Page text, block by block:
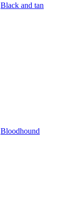
Black and tan
Bloodhound